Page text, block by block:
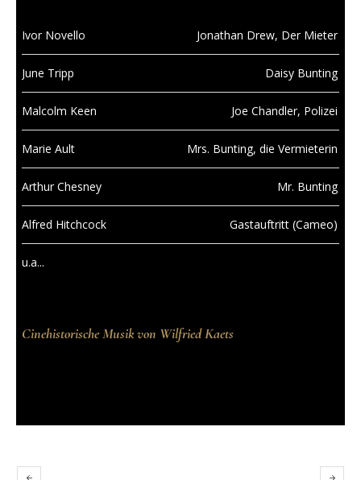
Ivor Novello Jonathan Drew, Der Mieter
June Tripp Daisy Bunting
Malcolm Keen Joe Chandler, Polizei
Marie Ault Mrs. Bunting, die Vermieterin
Arthur Chesney Mr. Bunting
Alfred Hitchcock Gastauftritt (Cameo)
u.a...
Cinehistorische Musik von Wilfried Kaets